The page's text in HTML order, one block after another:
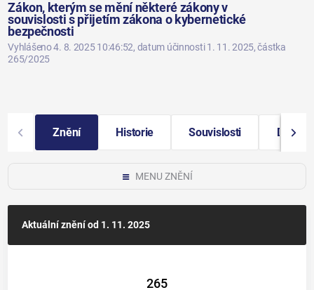
Zákon, kterým se mění některé zákony v
souvislosti s přijetím zákona o kybernetické
bezpečnosti
Vyhlášeno 4. 8. 2025 10:46:52, datum účinnosti 1. 11. 2025, částka
265/2025
Znění Historie Souvislosti Další
MENU ZNĚNÍ
Aktuální zněníod 1. 11. 2025
265